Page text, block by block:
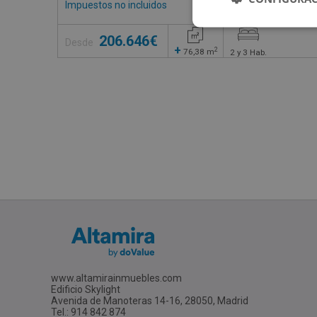
Impuestos no incluidos 68 inmuebles
Desde 206.646€
+ 76,38 m2 2 y 3 Hab.
www.altamirainmuebles.com
Edificio Skylight
Avenida de Manoteras 14-16, 28050, Madrid
Tel.: 914 842 874